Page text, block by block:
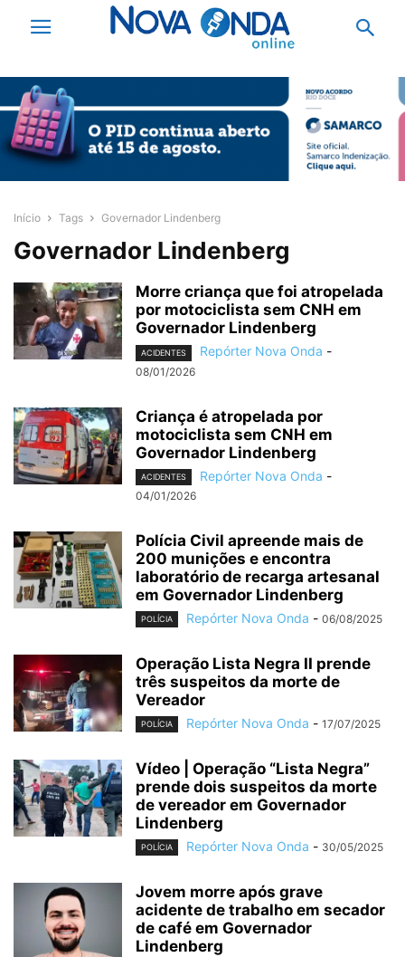
Início Tags Governador Lindenberg
Governador Lindenberg
Morre criança que foi atropelada
por motociclista sem CNH em
Governador Lindenberg
ACIDENTES Repórter Nova Onda -
08/01/2026
Criança é atropelada por
motociclista sem CNH em
Governador Lindenberg
ACIDENTES Repórter Nova Onda -
04/01/2026
Polícia Civil apreende mais de
200 munições e encontra
laboratório de recarga artesanal
em Governador Lindenberg
POLÍCIA Repórter Nova Onda - 06/08/2025
Operação Lista Negra II prende
três suspeitos da morte de
Vereador
POLÍCIA Repórter Nova Onda - 17/07/2025
Vídeo | Operação “Lista Negra”
prende dois suspeitos da morte
de vereador em Governador
Lindenberg
POLÍCIA Repórter Nova Onda - 30/05/2025
Jovem morre após grave
acidente de trabalho em secador
de café em Governador
Lindenberg